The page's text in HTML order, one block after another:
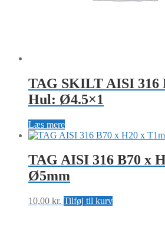
TAG SKILT AISI 316
Hul: Ø4.5×1
Læs mere
TAG AISI 316 B70 x
Ø5mm
10,00 kr. Tilføj til kurv